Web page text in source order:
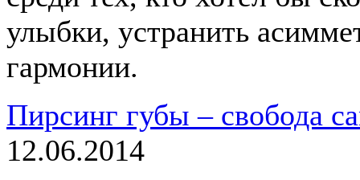
улыбки, устранить
гармонии.
Пирсинг губы – свобода
12.06.2014